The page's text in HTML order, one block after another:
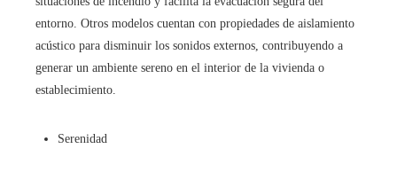
entorno. Otros modelos cuentan con propiedades de aislamiento
acústico para disminuir los sonidos externos, contribuyendo a
generar un ambiente sereno en el interior de la vivienda o
establecimiento.
Serenidad